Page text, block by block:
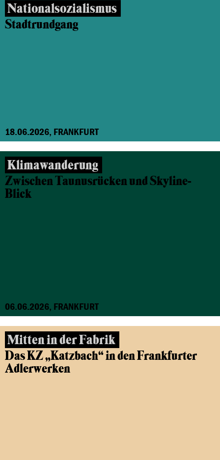
Nationalsozialismus
Stadtrundgang
18.06.2026, FRANKFURT
Klimawanderung
Zwischen Taunusrücken und Skyline-
Blick
06.06.2026, FRANKFURT
Mitten in der Fabrik
Das KZ „Katzbach“ in den Frankfurter
Adlerwerken